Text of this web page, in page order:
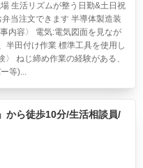
生活リズムが整う日勤&土日祝
当注文できます 半導体製造装
内容〉 電気:電気図面を見なが
半田付け作業 標準工具を使用し
ねじ締め作業の経験がある、
等)...
から徒歩10分/生活相談員/